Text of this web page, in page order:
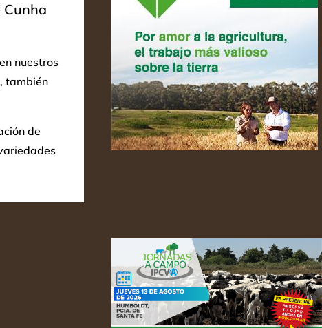
nuestros
también
de